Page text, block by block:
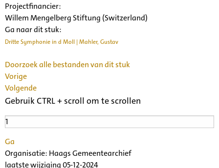
Projectfinancier:
Willem Mengelberg Stiftung (Switzerland)
Ga naar dit stuk:
Dritte Symphonie in d Moll | Mahler, Gustav
Doorzoek alle bestanden van dit stuk
Vorige
Volgende
Gebruik CTRL + scroll om te scrollen
Ga
Organisatie: Haags Gemeentearchief
laatste wijziging 05-12-2024